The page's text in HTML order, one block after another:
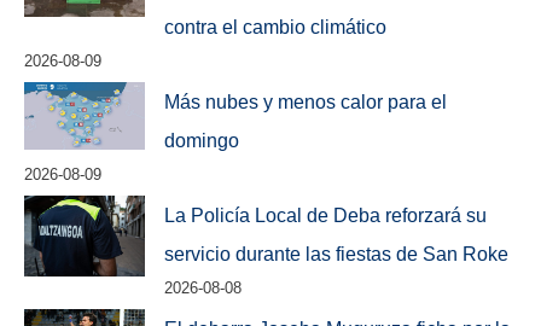
contra el cambio climático
2026-08-09
Más nubes y menos calor para el
domingo
2026-08-09
La Policía Local de Deba reforzará su
servicio durante las fiestas de San Roke
2026-08-08